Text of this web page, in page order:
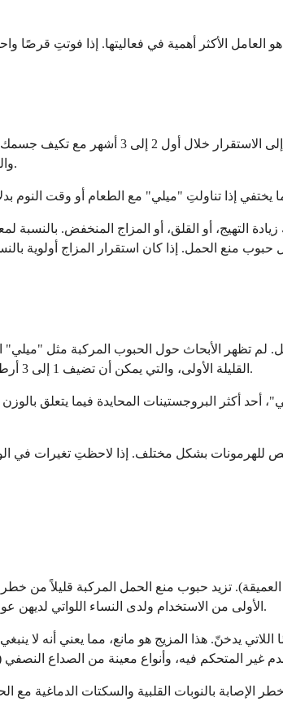
الأكثر أهمية في فعاليتها. إذا فوتتِ قرصًا
معظم الآثار الجانبية لـ "ميلي"
والصداع، وألم الثدي أو تضخمه، والتبقيع أو النزيف المتقطع بين الدورات، والانتفاخ الخفيف، وتغيرات المزاج.
التهيج، أو القلق، أو المزاج المنخفض.
منع الحمل. إذا كان استقرار المزاج أولوية
تظهر الأبحاث حول الحبوب المركبة مثل "ميلي"
القليلة الأولى، والتي يمكن أن تضيف 1 إلى 3 أرطال. هذا عادة ما يكون مؤقتًا ويتعلق بتأثير الاستروجين على توازن السوائل، وليس زيادة فعلية في الدهون.
أحد أكثر البروجستينات المحايدة فيما يتعلق
بشكل مختلف. إذا لاحظتِ تغيرات في
تزيد حبوب منع الحمل المركبة قليلاً من
الأولى من الاستخدام ولدى النساء اللواتي لديهن عوامل خطر أخرى، مثل التدخين، والسمنة، وتاريخ عائلي لاضطرابات التجلط، أو عدم الحركة لفترات طويلة.
مرتفع بشكل خاص للنساء فوق سن 35 عامًا اللاتي يدخنّ. هذا المزيج